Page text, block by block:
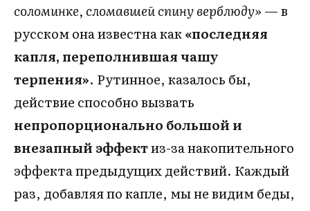
соломинке, сломавшей спину верблюду» — в
русском она известна как«последняя
капля, переполнившая чашу
терпения». Рутинное, казалось бы,
действие способно вызвать
непропорционально большой и
внезапный эффектиз-за накопительного
эффекта предыдущих действий. Каждый
раз, добавляя по капле, мы не видим беды,